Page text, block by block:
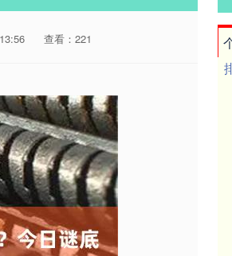
查看：221